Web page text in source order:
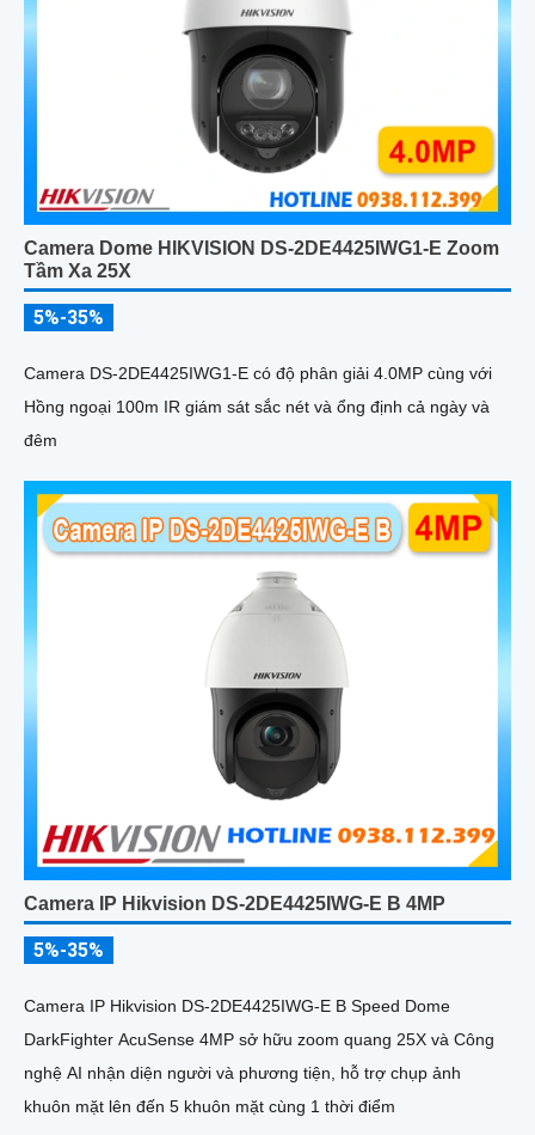
Camera Dome HIKVISION DS-2DE4425IWG1-E Zoom
Tầm Xa 25X
5%-35%
Camera DS-2DE4425IWG1-E có độ phân giải 4.0MP cùng với
Hồng ngoại 100m IR giám sát sắc nét và ổng định cả ngày và
đêm
Camera IP Hikvision DS-2DE4425IWG-E B 4MP
5%-35%
Camera IP Hikvision DS-2DE4425IWG-E B Speed Dome
DarkFighter AcuSense 4MP sở hữu zoom quang 25X và Công
nghệ AI nhận diện người và phương tiện, hỗ trợ chụp ảnh
khuôn mặt lên đến 5 khuôn mặt cùng 1 thời điểm